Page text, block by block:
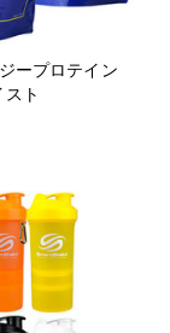
ープロテイン
ト